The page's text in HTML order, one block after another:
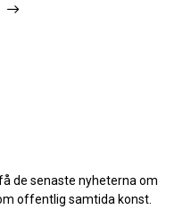
de senaste nyheterna om
offentlig samtida konst.